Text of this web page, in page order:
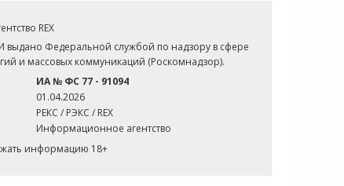
REX
выдано Федеральной службой по надзору в сфере
и массовых коммуникаций (Роскомнадзор).
ИА № ФС 77 - 91094
01.04.2026
РЕКС / РЭКС / REX
Информационное агентство
информацию 18+